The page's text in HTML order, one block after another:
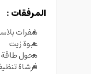
المرفقات :
شفرات
عبوة زيت
محول طاقة
فرشاة